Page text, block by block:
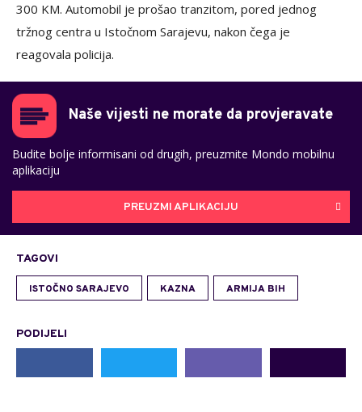
300 KM. Automobil je prošao tranzitom, pored jednog
tržnog centra u Istočnom Sarajevu, nakon čega je
reagovala policija.
Naše vijesti ne morate da provjeravate
Budite bolje informisani od drugih, preuzmite Mondo mobilnu
aplikaciju
PREUZMI APLIKACIJU
TAGOVI
ISTOČNO SARAJEVO KAZNA ARMIJA BIH
PODIJELI